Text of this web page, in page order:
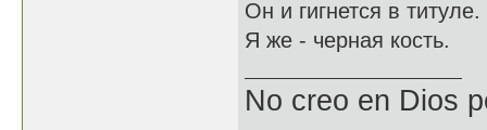
Он и гигнется в титуле.
Я же - черная кость.
No creo en Dios